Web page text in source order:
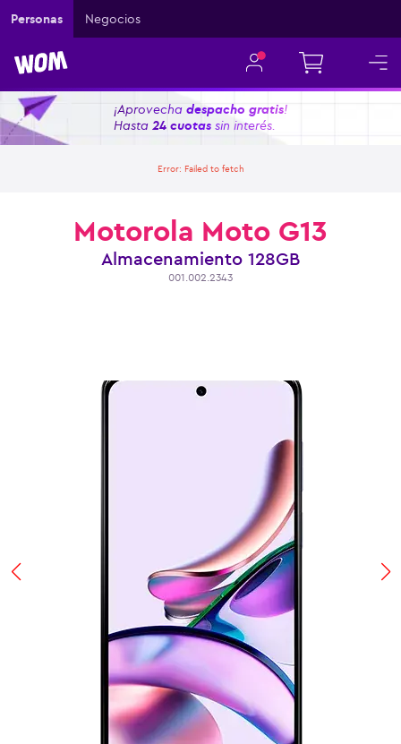
Personas Negocios
¡Aprovecha despacho gratis!
Hasta 24 cuotas sin interés.
Error: Failed to fetch
Motorola Moto G13
Almacenamiento 128GB
001.002.2343